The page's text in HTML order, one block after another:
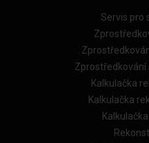
Servis pro
Kalkulačka
Kalkulačka